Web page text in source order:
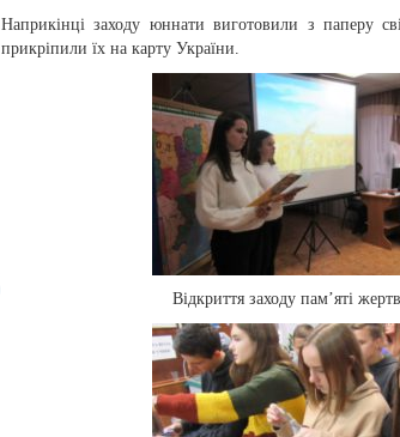
Наприкінці заходу юннати виготовили з паперу
прикріпили їх на карту України.
Відкриття заходу пам’яті